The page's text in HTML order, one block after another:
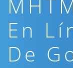
En
De